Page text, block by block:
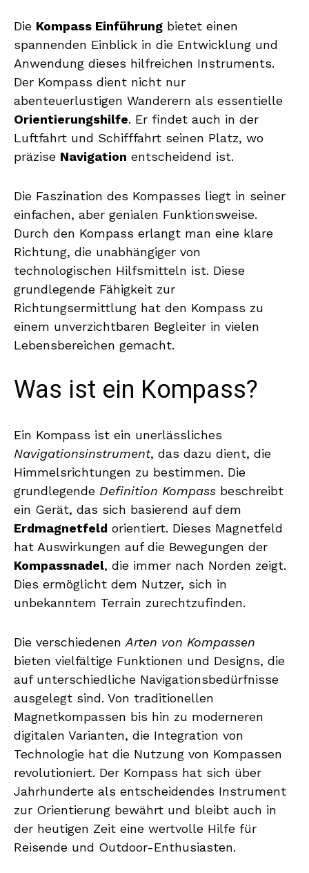
Die Kompass Einführung bietet einen
spannenden Einblick in die Entwicklung und
Anwendung dieses hilfreichen Instruments.
Der Kompass dient nicht nur
abenteuerlustigen Wanderern als essentielle
Orientierungshilfe. Er findet auch in der
Luftfahrt und Schifffahrt seinen Platz, wo
präzise Navigation entscheidend ist.
Die Faszination des Kompasses liegt in seiner
einfachen, aber genialen Funktionsweise.
Durch den Kompass erlangt man eine klare
Richtung, die unabhängiger von
technologischen Hilfsmitteln ist. Diese
grundlegende Fähigkeit zur
Richtungsermittlung hat den Kompass zu
einem unverzichtbaren Begleiter in vielen
Lebensbereichen gemacht.
Was ist ein Kompass?
Ein Kompass ist ein unerlässliches
Navigationsinstrument, das dazu dient, die
Himmelsrichtungen zu bestimmen. Die
grundlegende Definition Kompass beschreibt
ein Gerät, das sich basierend auf dem
Erdmagnetfeld orientiert. Dieses Magnetfeld
hat Auswirkungen auf die Bewegungen der
Kompassnadel, die immer nach Norden zeigt.
Dies ermöglicht dem Nutzer, sich in
unbekanntem Terrain zurechtzufinden.
Die verschiedenen Arten von Kompassen
bieten vielfältige Funktionen und Designs, die
auf unterschiedliche Navigationsbedürfnisse
ausgelegt sind. Von traditionellen
Magnetkompassen bis hin zu moderneren
digitalen Varianten, die Integration von
Technologie hat die Nutzung von Kompassen
revolutioniert. Der Kompass hat sich über
Jahrhunderte als entscheidendes Instrument
zur Orientierung bewährt und bleibt auch in
der heutigen Zeit eine wertvolle Hilfe für
Reisende und Outdoor-Enthusiasten.